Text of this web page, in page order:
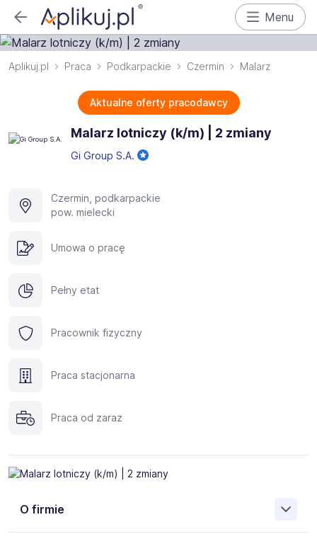
Menu
Aplikuj.pl Praca Podkarpackie Czermin Malarz
Aktualne oferty pracodawcy
Malarz lotniczy (k/m) | 2 zmiany
Gi Group S.A.
Czermin, podkarpackie
pow. mielecki
Umowa o pracę
Pełny etat
Pracownik fizyczny
Praca stacjonarna
Praca od zaraz
O firmie